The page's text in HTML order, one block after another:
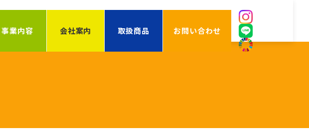
事業内容 会社案内 取扱商品 お問い合わせ